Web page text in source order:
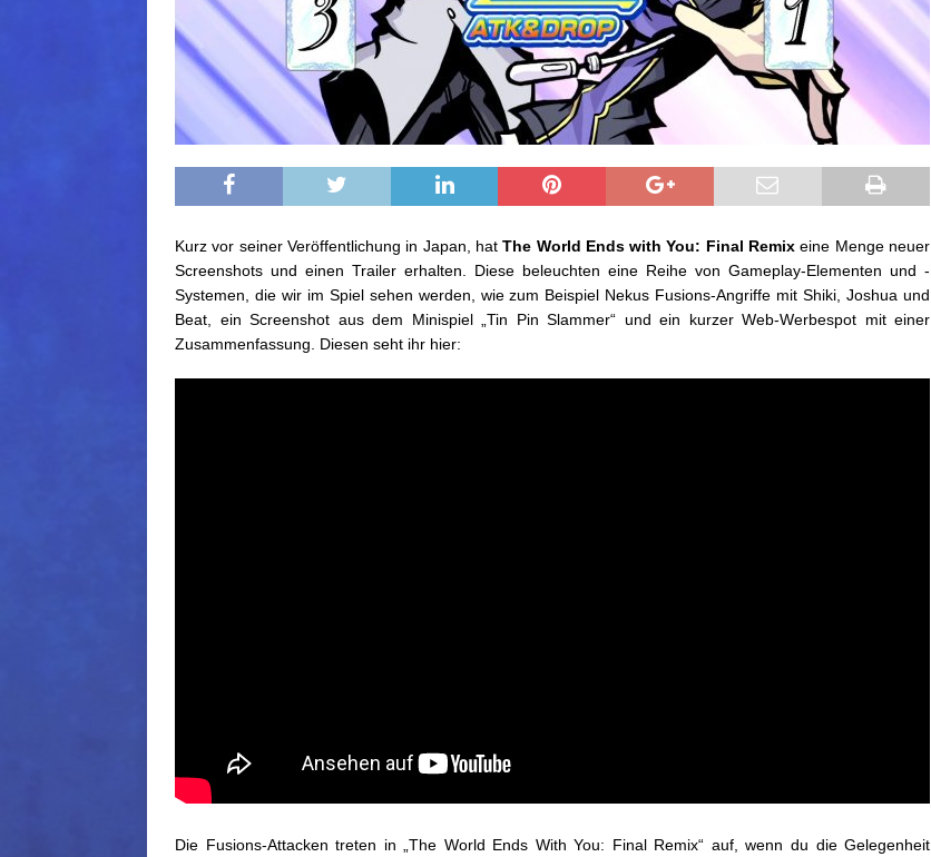
Kurz vor seiner Veröffentlichung in Japan, hatThe World Ends with You: Final Remix eine Menge neuer
Screenshots und einen Trailer erhalten. Diese beleuchten eine Reihe von Gameplay-Elementen und -
Systemen, die wir im Spiel sehen werden, wie zum Beispiel Nekus Fusions-Angriffe mit Shiki, Joshua und
Beat, ein Screenshot aus dem Minispiel „Tin Pin Slammer“ und ein kurzer Web-Werbespot mit einer
Zusammenfassung. Diesen seht ihr hier:
Die Fusions-Attacken treten in „The World Ends With You: Final Remix“ auf, wenn du die Gelegenheit